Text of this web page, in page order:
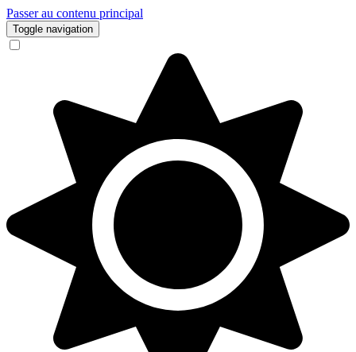
Passer au contenu principal
Toggle navigation